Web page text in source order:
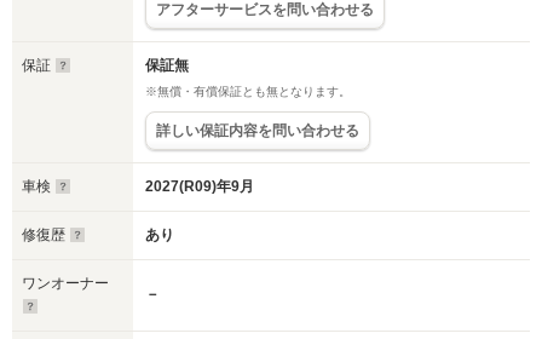
アフターサービスを問い合わせる
保証 保証無
※無償・有償保証とも無となります。
詳しい保証内容を問い合わせる
車検 2027(R09)年9月
修復歴 あり
ワンオーナー
－